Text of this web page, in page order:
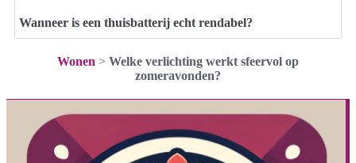
Wanneer is een thuisbatterij echt rendabel?
Wonen > Welke verlichting werkt sfeervol op
zomeravonden?